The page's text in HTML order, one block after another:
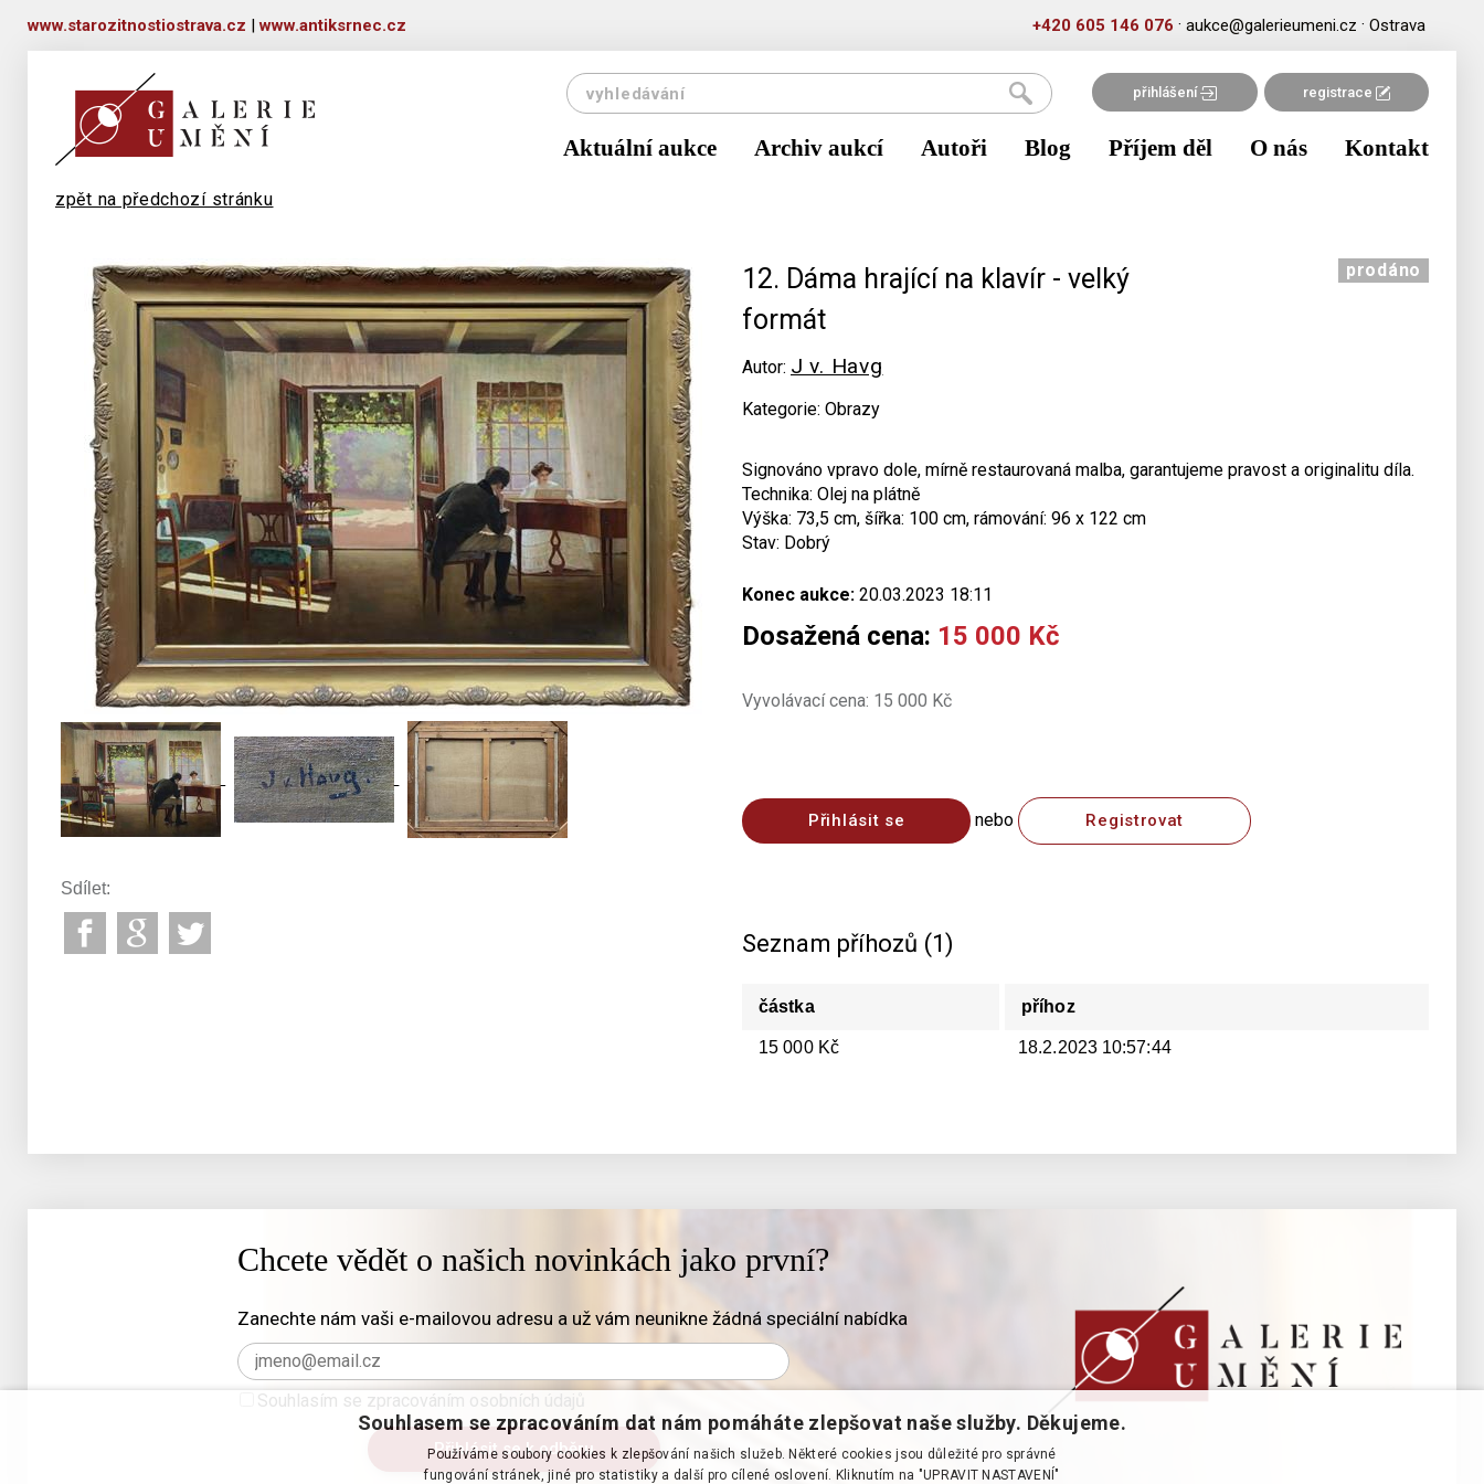
www.starozitnostiostrava.cz |www.antiksrnec.cz +420 605 146 076 · aukce@galerieumeni.cz · Ostrava
přihlášení registrace
Aktuální aukce Archiv aukcí Autoři Blog Příjem děl O nás Kontakt
zpět na předchozí stránku
12. Dáma hrající na klavír - velký
formát
Autor: J v. Havg
Kategorie: Obrazy
prodáno
Signováno vpravo dole, mírně restaurovaná malba, garantujeme pravost a originalitu díla.
Technika: Olej na plátně
Výška: 73,5 cm, šířka: 100 cm, rámování: 96 x 122 cm
Stav: Dobrý
Konec aukce: 20.03.2023 18:11
Dosažená cena: 15 000 Kč
Vyvolávací cena: 15 000 Kč
Přihlásit se nebo Registrovat
Seznam příhozů (1)
částka příhoz
15 000 Kč 18.2.2023 10:57:44
Sdílet:
Chcete vědět o našich novinkách jako první?
Zanechte nám vaši e-mailovou adresu a už vám neunikne žádná speciální nabídka
Souhlasím se zpracováním osobních údajů
Souhlasem se zpracováním dat nám pomáháte zlepšovat naše služby. Děkujeme.
Používáme soubory cookies k zlepšování našich služeb. Některé cookies jsou důležité pro správné
fungování stránek, jiné pro statistiky a další pro cílené oslovení. Kliknutím na "UPRAVIT NASTAVENÍ"